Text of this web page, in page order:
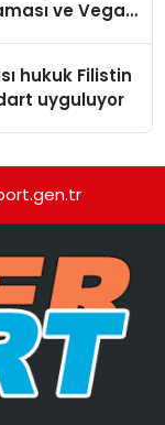
ve Vegan
hukuk Filistin
uyguluyor